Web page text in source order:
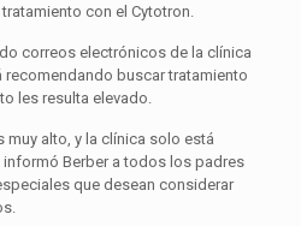
con el Cytotron.
correos electrónicos de la clínica
recomendando buscar tratamiento
les resulta elevado.
muy alto, y la clínica solo está
informó Berber a todos los padres
que desean considerar